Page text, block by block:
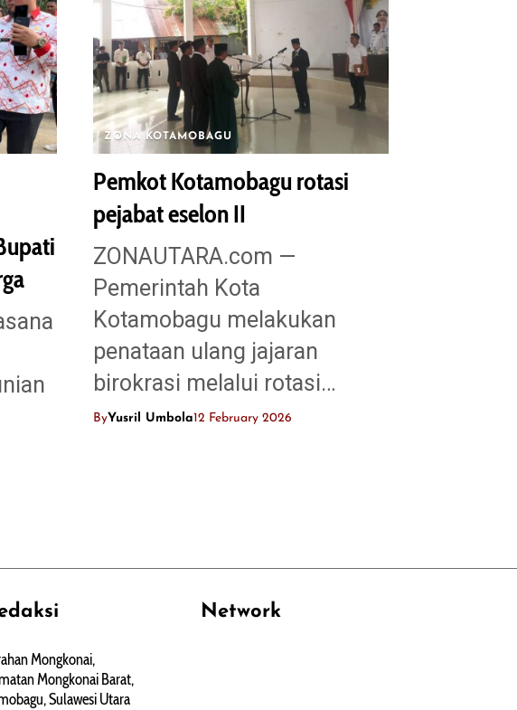
ZONA KOTAMOBAGU
Pemkot Kotamobagu rotasi
pejabat eselon II
‎ZONAUTARA.com —
Pemerintah Kota
Kotamobagu melakukan
penataan ulang jajaran
birokrasi melalui rotasi…
ByYusril Umbola12 February 2026
Mongkonai,
Mongkonai Barat,
Sulawesi Utara
Network